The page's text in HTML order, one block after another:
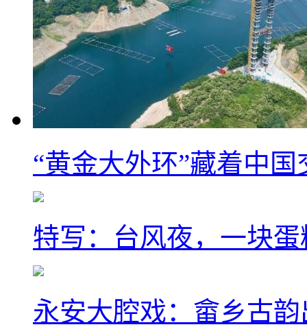
“黄金大外环”藏着中
特写：台风夜，一块
永安大腔戏：畲乡古